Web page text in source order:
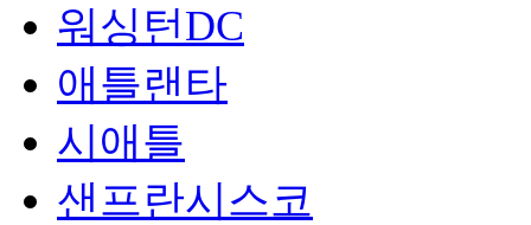
워싱턴DC
애틀랜타
시애틀
샌프란시스코